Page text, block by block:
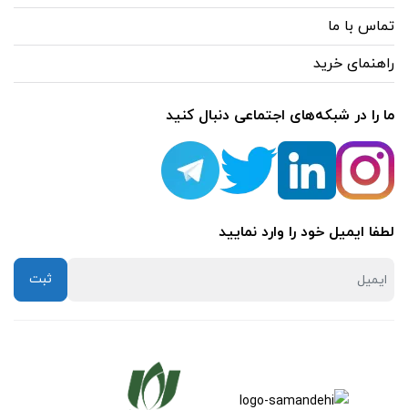
تماس با ما
راهنمای خرید
ما را در شبکه‌های اجتماعی دنبال کنید
لطفا ایمیل خود را وارد نمایید